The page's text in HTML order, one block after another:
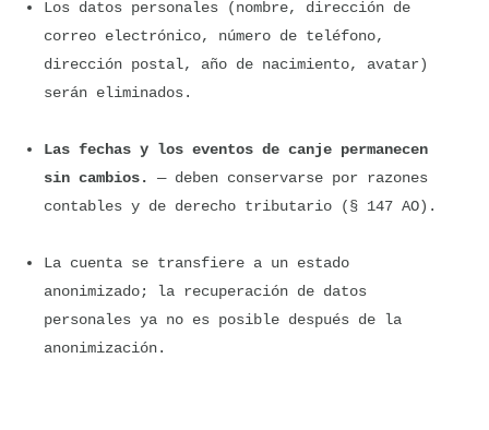
Los datos personales (nombre, dirección de
correo electrónico, número de teléfono,
dirección postal, año de nacimiento, avatar)
serán eliminados.
Las fechas y los eventos de canje permanecen
sin cambios.
— deben conservarse por razones
contables y de derecho tributario (§ 147 AO).
La cuenta se transfiere a un estado
anonimizado; la recuperación de datos
personales ya no es posible después de la
anonimización.